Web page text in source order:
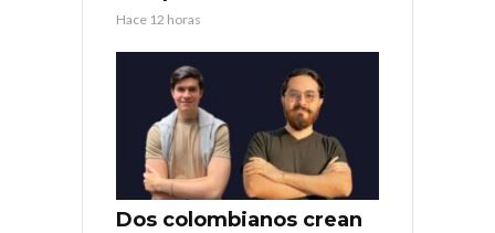
Hace 12 horas
Dos colombianos crean